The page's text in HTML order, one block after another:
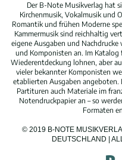
Der B-Note Musikverlag hat
Kirchenmusik, Vokalmusik und
Romantik und frühen Moderne
Kammermusik sind reichhaltig
eigene Ausgaben und
und Komponisten an. Im
Wiederentdeckung lohnen, aber
vieler bekannter Komponisten
etablierten Ausgaben angeboten.
Partituren auch Materiale im
Notendruckpapier an – so
Formaten
© 2019 B-NOTE
DEUTSCHLAND |